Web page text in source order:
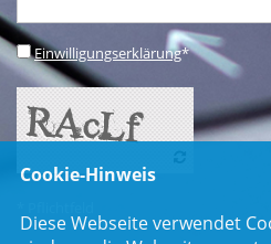
Einwilligungserklärung*
Cookie-Hinweis
Diese Webseite verwendet